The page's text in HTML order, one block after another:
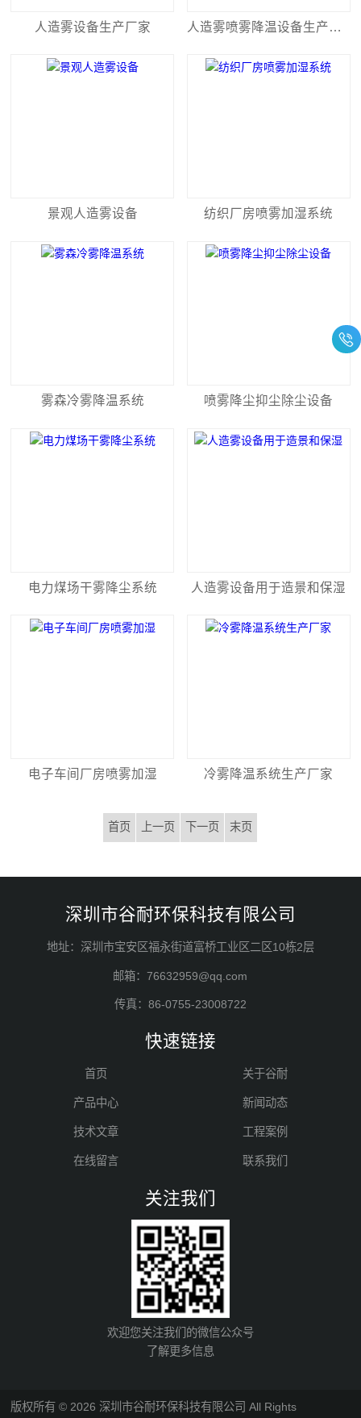
人造雾设备生产厂家 人造雾喷雾降温设备生产厂家
景观人造雾设备 纺织厂房喷雾加湿系统
雾森冷雾降温系统 喷雾降尘抑尘除尘设备
电力煤场干雾降尘系统 人造雾设备用于造景和保湿
电子车间厂房喷雾加湿 冷雾降温系统生产厂家
首页 上一页 下一页 末页
深圳市谷耐环保科技有限公司
地址：深圳市宝安区福永街道富桥工业区二区10栋2层
邮箱：76632959@qq.com
传真：86-0755-23008722
快速链接
首页 关于谷耐
产品中心 新闻动态
技术文章 工程案例
在线留言 联系我们
关注我们
欢迎您关注我们的微信公众号
了解更多信息
版权所有 © 2026 深圳市谷耐环保科技有限公司 All Rights